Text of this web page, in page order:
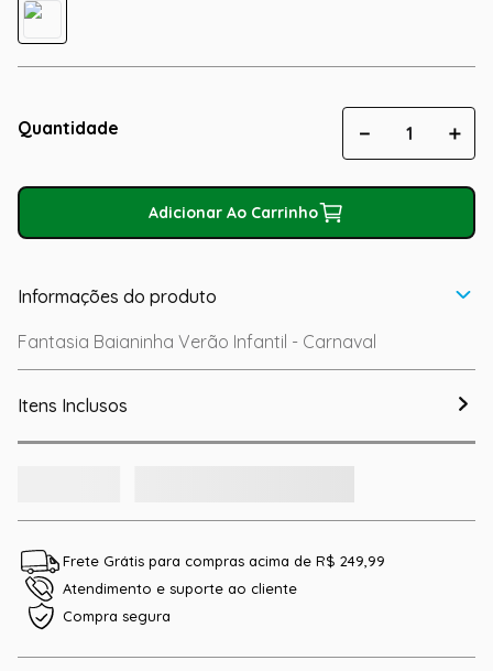
Quantidade ＋
－
Adicionar Ao Carrinho
Informações do produto
Fantasia Baianinha Verão Infantil - Carnaval
Itens Inclusos
Frete Grátis para compras acima de R$ 249,99
Atendimento e suporte ao cliente
Compra segura